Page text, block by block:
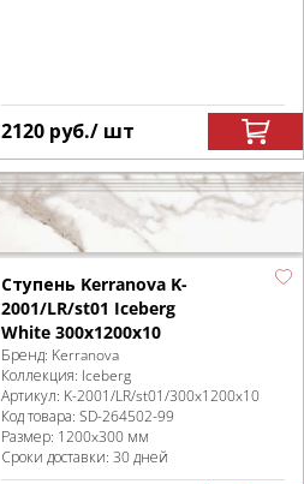
2120 руб./ шт
Ступень Kerranova K-
2001/LR/st01 Iceberg
White 300x1200x10
Бренд: Kerranova
Коллекция: Iceberg
Артикул: K-2001/LR/st01/300x1200x10
Код товара: SD-264502-99
Размер: 1200x300 мм
Сроки доставки: 30 дней